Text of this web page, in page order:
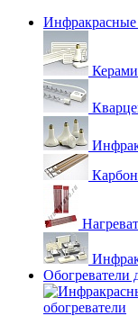
Инфракрасные
Обогреватели
обогреватели